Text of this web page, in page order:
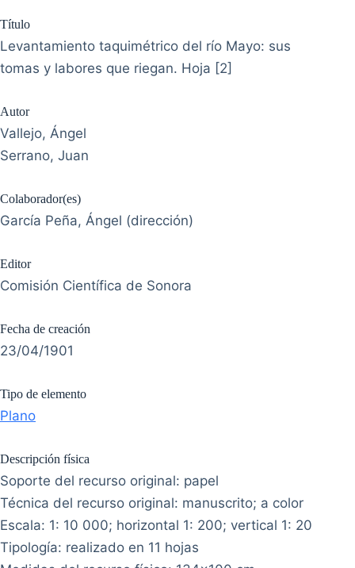
Título
Levantamiento taquimétrico del río Mayo: sus
tomas y labores que riegan. Hoja [2]
Autor
Vallejo, Ángel
Serrano, Juan
Colaborador(es)
García Peña, Ángel (dirección)
Editor
Comisión Científica de Sonora
Fecha de creación
23/04/1901
Tipo de elemento
Plano
Descripción física
Soporte del recurso original: papel
Técnica del recurso original: manuscrito; a color
Escala: 1: 10 000; horizontal 1: 200; vertical 1: 20
Tipología: realizado en 11 hojas